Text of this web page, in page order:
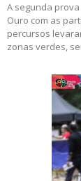
A segunda
Ouro com as
percursos
zonas verdes,